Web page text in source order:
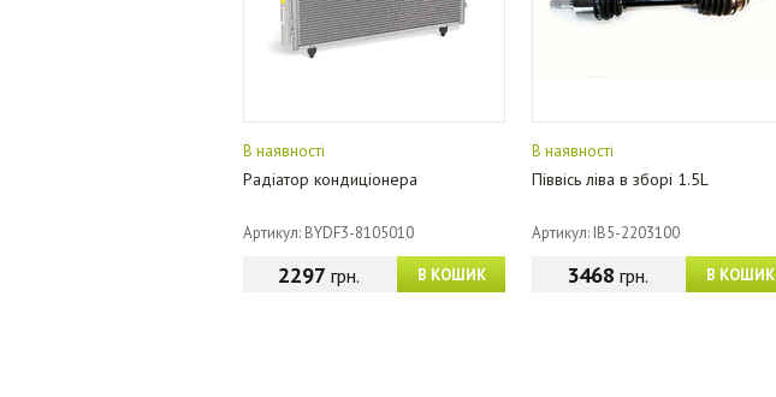
В наявності
Радіатор кондиціонера
Артикул: BYDF3-8105010
В КОШИК
2297 грн.
В наявності
Піввісь ліва в зборі 1.5L
Артикул: IB5-2203100
В КОШИК
3468 грн.